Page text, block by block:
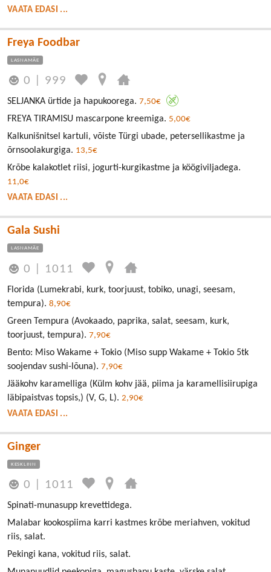
VAATA EDASI ...
Freya Foodbar
LASNAMÄE
0 999
SELJANKA ürtide ja hapukoorega. 7,50€
FREYA TIRAMISU mascarpone kreemiga. 5,00€
Kalkunišnitsel kartuli, võiste Türgi ubade, petersellikastme ja
õrnsoolakurgiga. 13,5€
Krõbe kalakotlet riisi, jogurti-kurgikastme ja köögiviljadega.
11,0€
VAATA EDASI ...
Gala Sushi
LASNAMÄE
0 1011
Florida (Lumekrabi, kurk, toorjuust, tobiko, unagi, seesam,
tempura). 8,90€
Green Tempura (Avokaado, paprika, salat, seesam, kurk,
toorjuust, tempura). 7,90€
Bento: Miso Wakame + Tokio (Miso supp Wakame + Tokio 5tk
soojendav sushi-lõuna). 7,90€
Jääkohv karamelliga (Külm kohv jää, piima ja karamellisiirupiga
läbipaistvas topsis,) (V, G, L). 2,90€
VAATA EDASI ...
Ginger
KESKLINN
0 1011
Spinati-munasupp krevettidega.
Malabar kookospiima karri kastmes krõbe meriahven, vokitud
riis, salat.
Pekingi kana, vokitud riis, salat.